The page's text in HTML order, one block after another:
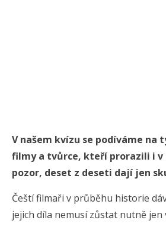
V našem kvízu se podíváme na
filmy a tvůrce, kteří prorazili i v
pozor, deset z deseti dají jen
Čeští filmaři v průběhu historie
jejich díla nemusí zůstat nutně jen